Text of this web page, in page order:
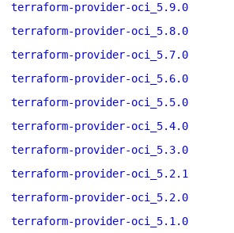
terraform-provider-oci_5.9.0
terraform-provider-oci_5.8.0
terraform-provider-oci_5.7.0
terraform-provider-oci_5.6.0
terraform-provider-oci_5.5.0
terraform-provider-oci_5.4.0
terraform-provider-oci_5.3.0
terraform-provider-oci_5.2.1
terraform-provider-oci_5.2.0
terraform-provider-oci_5.1.0